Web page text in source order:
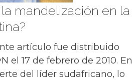
mandelización en la
artículo fue distribuido
el 17 de febrero de 2010. En
del líder sudafricano, lo